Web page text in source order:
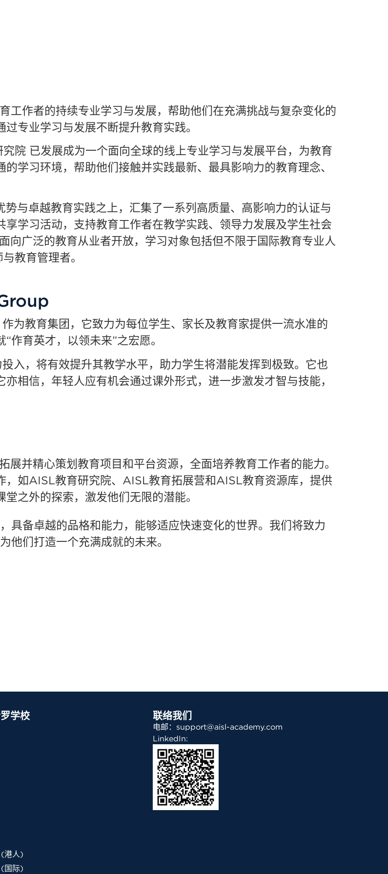
工作者的持续专业学习与发展，帮助他们在充满挑战与复杂变化的
专业学习与发展不断提升教育实践。
究院 已发展成为一个面向全球的线上专业学习与发展平台，为教育
学习环境，帮助他们接触并实践最新、最具影响力的教育理念、
势与卓越教育实践之上，汇集了一系列高质量、高影响力的认证与
学习活动，支持教育工作者在教学实践、领导力发展及学生社会
向广泛的教育从业者开放，学习对象包括但不限于国际教育专业人
教育管理者。
为教育集团，它致力为每位学生、家长及教育家提供一流水准的
作育英才，以领未来”之宏愿。
入，将有效提升其教学水平，助力学生将潜能发挥到极致。它也
相信，年轻人应有机会通过课外形式，进一步激发才智与技能，
并精心策划教育项目和平台资源，全面培养教育工作者的能力。
，如AISL教育研究院、AISL教育拓展营和AISL教育资源库，提供
之外的探索，激发他们无限的潜能。
具备卓越的品格和能力，能够适应快速变化的世界。我们将致力
他们打造一个充满成就的未来。
学校
港人)
国际)
联络我们
电邮：support@aisl-academy.com
LinkedIn: